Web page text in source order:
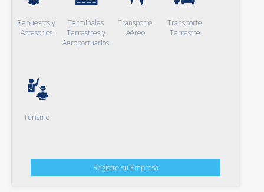
Repuestos y
Accesorios
Terminales
Terrestres y
Aeroportuarios
Transporte
Aéreo
Transporte
Terrestre
Turismo
Registre su Empresa